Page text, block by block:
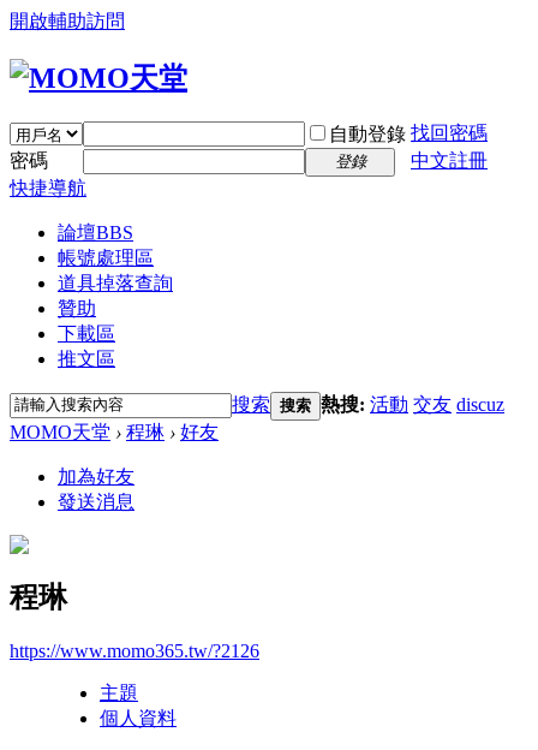
開啟輔助訪問
自動登錄 找回密碼
密碼
登錄
中文註冊
快捷導航
論壇BBS
帳號處理區
道具掉落查詢
贊助
下載區
推文區
搜索 搜索 熱搜: 活動 交友 discuz
MOMO天堂 › 程琳 › 好友
加為好友
發送消息
程琳
https://www.momo365.tw/?2126
主題
個人資料